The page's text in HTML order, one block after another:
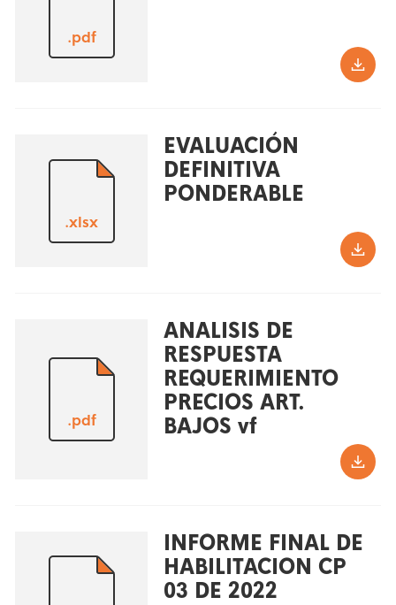
.pdf
.xlsx
EVALUACIÓN
DEFINITIVA
PONDERABLE
.pdf
ANALISIS DE
RESPUESTA
REQUERIMIENTO
PRECIOS ART.
BAJOS vf
INFORME FINAL DE
HABILITACION CP
03 DE 2022